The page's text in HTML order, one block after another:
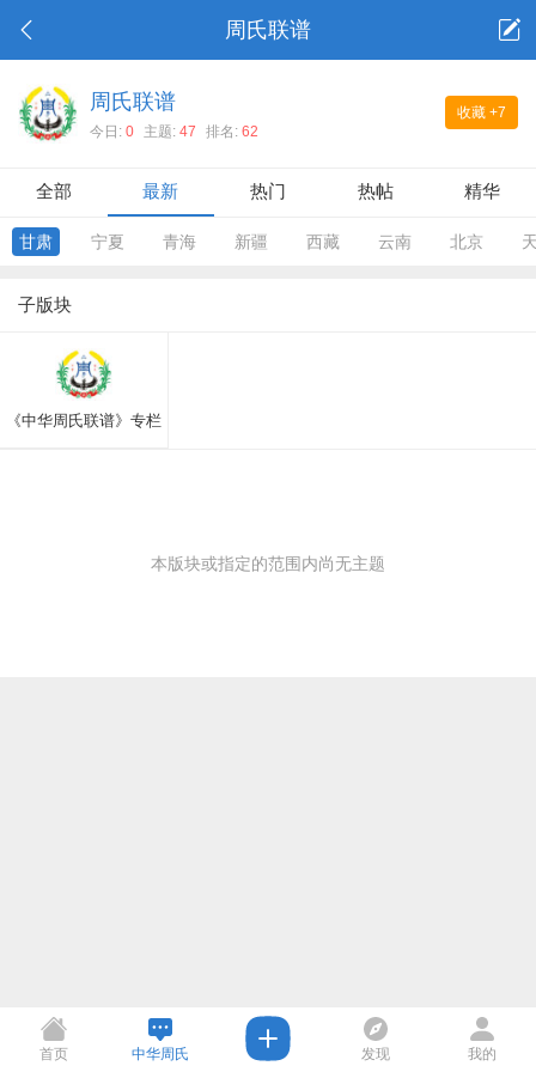
周氏联谱
收藏 +7
周氏联谱
今日: 0 主题: 47 排名: 62
全部 最新 热门 热帖 精华
甘肃 宁夏 青海 新疆 西藏 云南 北京
子版块
《中华周氏联谱》专栏
本版块或指定的范围内尚无主题
首页 中华周氏 发现 我的